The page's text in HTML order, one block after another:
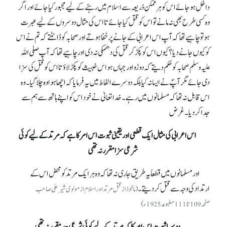
داخل ہو جائے اس کو ہر ممکن ذریعہ سے اسلام میں رہنے کے لیے مجبور کیا جائے اور اگر
وہ کسی طرح بھی نہ مانے تو اس کو قتل کیا جائے تا اس کی مثال دوسروں کے لیے عبرت
ہو تو چاہیے تھا کہ آپ اس اعرابی کے جانے پر خفا ہوتے اور صحابہ کو ڈانٹتے کہ تم نے اس
کو کیوں جانے دیا؟ کیوں اس کو پکڑ کر قتل کی دھمکی نہ دی اور چاہیے تھا کہ آپ صلی اللہ
علیہ وسلم صحابہ کو حکم دیتے کہ دوڑو اور جہاں ہو اس خبیث کو پکڑ لاؤ تا اس کو قتل کی سزا
دی جائے مگر آپؐ نے ایسا نہ کیا بلکہ دوسرے الفاط میں یہ فرمایا کہ اچھا ہوا وہ چلا گیا۔ وہ
اس قابل نہ تھا کہ مسلمانوں میں رہے۔ خدا تعالیٰ نے خود اس کو اپنے ہاتھ سے ہم سے
جدا کر دیا۔ غرض
اس اعرابی کی مثال ایک قطعی اور یقینی ثبوت اس امر کا ہے کہ مرتد کے لیے کوئی
شرعی سزا مقرر نہ تھی
اور مسلمانوں میں قطعاً یہ طریق جاری نہ تھا کہ وہ ہر ایک مرتد کو محض اس کے
ارتداد کی وجہ سے قتل کر دیتے۔(ماخوذ از قتل مرتد اور اسلام از مولوی شیر علی صاحب
صفحہ 109تا 111 مطبوعہ 1925ء)